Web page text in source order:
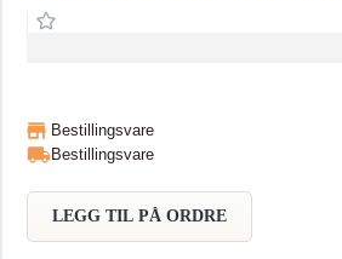
Bestillingsvare
Bestillingsvare
LEGG TIL PÅ ORDRE